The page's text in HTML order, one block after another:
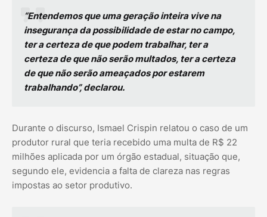
“Entendemos que uma geração inteira vive na
insegurança da possibilidade de estar no campo,
ter a certeza de que podem trabalhar, ter a
certeza de que não serão multados, ter a certeza
de que não serão ameaçados por estarem
trabalhando”, declarou.
Durante o discurso, Ismael Crispin relatou o caso de um
produtor rural que teria recebido uma multa de R$ 22
milhões aplicada por um órgão estadual, situação que,
segundo ele, evidencia a falta de clareza nas regras
impostas ao setor produtivo.